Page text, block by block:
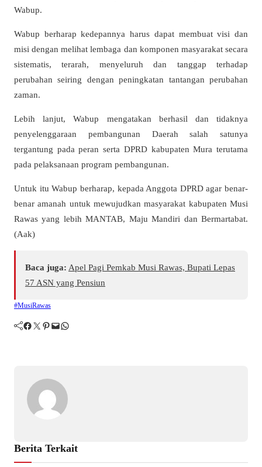
Wabup.
Wabup berharap kedepannya harus dapat membuat visi dan
misi dengan melihat lembaga dan komponen masyarakat secara
sistematis, terarah, menyeluruh dan tanggap terhadap
perubahan seiring dengan peningkatan tantangan perubahan
zaman.
Lebih lanjut, Wabup mengatakan berhasil dan tidaknya
penyelenggaraan pembangunan Daerah salah satunya
tergantung pada peran serta DPRD kabupaten Mura terutama
pada pelaksanaan program pembangunan.
Untuk itu Wabup berharap, kepada Anggota DPRD agar benar-
benar amanah untuk mewujudkan masyarakat kabupaten Musi
Rawas yang lebih MANTAB, Maju Mandiri dan Bermartabat.
(Aak)
Baca juga: Apel Pagi Pemkab Musi Rawas, Bupati Lepas
57 ASN yang Pensiun
#MusiRawas
Facebook Twitter Pinterest Mail WhatsApp
Berita Terkait